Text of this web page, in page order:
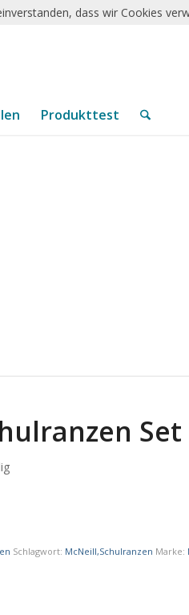
Produkttest
Schlagwort: McNeill,Schulranzen Marke:
dass wir Cookies